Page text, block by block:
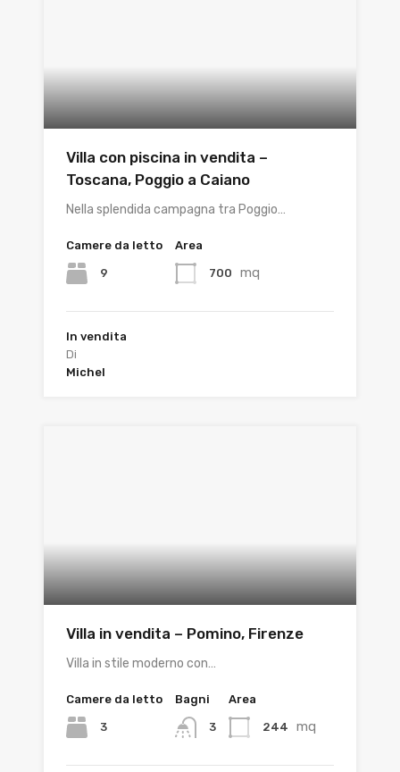
Villa con piscina in vendita –
Toscana, Poggio a Caiano
Nella splendida campagna tra Poggio…
Camere da letto
9
Area
700 mq
In vendita
Di
Michel
Villa in vendita – Pomino, Firenze
Villa in stile moderno con…
Camere da letto
3
Bagni
3
Area
244 mq